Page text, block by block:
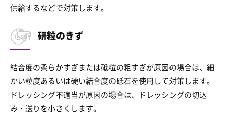
供給するなどで対策します。
研粒のきず
結合度の柔らかすぎまたは砥粒の粗すぎが原因の場合は、細
かい粒度あるいは硬い結合度の砥石を使用して対策します。
ドレッシング不適当が原因の場合は、ドレッシングの切込
み・送りを小さくします。